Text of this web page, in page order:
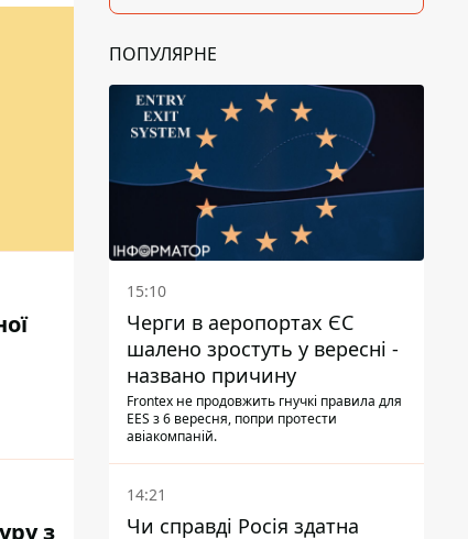
з
ПОПУЛЯРНЕ
15:10
Черги в аеропортах ЄС
шалено зростуть у вересні -
названо причину
Frontex не продовжить гнучкі правила для
EES з 6 вересня, попри протести
авіакомпаній.
14:21
Чи справді Росія здатна